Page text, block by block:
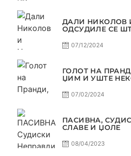
ДАЛИ НИКОЛОВ
ОДСУДИЛЕ СЕ
07/12/2024
ГОЛОТ НА
ЏИМ И УШТЕ
САМО РАКОМЕТ
07/02/2024
ПАСИВНА,
СЛАВЕ И ЏОЛЕ
08/04/2023